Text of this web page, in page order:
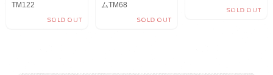
TM122
SOLD OUT
ムTM68
SOLD OUT
SOLD OUT